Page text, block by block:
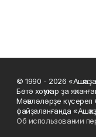
© 1990 - 2026
Бөтә хоҡуҡтар ҙа
Мәҡәләләрҙе күсереп
файҙаланғанда
Об использовании